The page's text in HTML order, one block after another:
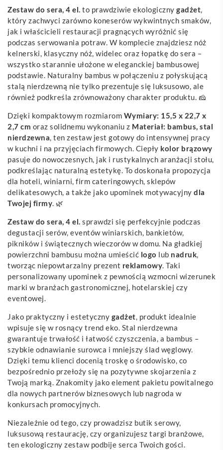
Zestaw do sera, 4 el. to prawdziwie ekologiczny gadżet,
który zachwyci zarówno koneserów wykwintnych smaków,
jak i właścicieli restauracji pragnących wyróżnić się
podczas serwowania potraw. W komplecie znajdziesz nóż
kelnerski, klasyczny nóż, widelec oraz łopatkę do sera –
wszystko starannie ułożone w eleganckiej bambusowej
podstawie. Naturalny bambus w połączeniu z połyskującą
stalą nierdzewną nie tylko prezentuje się luksusowo, ale
również podkreśla zrównoważony charakter produktu. 🧀
Dzięki kompaktowym rozmiarom Wymiary: 15,5 x 22,7 x
2,7 cm oraz solidnemu wykonaniu z Materiał: bambus, stal
nierdzewna, ten zestaw jest gotowy do intensywnej pracy
w kuchni i na przyjęciach firmowych. Ciepły kolor brązowy
pasuje do nowoczesnych, jak i rustykalnych aranżacji stołu,
podkreślając naturalną estetykę. To doskonała propozycja
dla hoteli, winiarni, firm cateringowych, sklepów
delikatesowych, a także jako upominek motywacyjny dla
Twojej firmy. 🌿
Zestaw do sera, 4 el. sprawdzi się perfekcyjnie podczas
degustacji serów, eventów winiarskich, bankietów,
pikników i świątecznych wieczorów w domu. Na gładkiej
powierzchni bambusu można umieścić logo lub nadruk,
tworząc niepowtarzalny prezent reklamowy. Taki
personalizowany upominek z pewnością wzmocni wizerunek
marki w branżach gastronomicznej, hotelarskiej czy
eventowej.
Jako praktyczny i estetyczny gadżet, produkt idealnie
wpisuje się w rosnący trend eko. Stal nierdzewna
gwarantuje trwałość i łatwość czyszczenia, a bambus –
szybkie odnawianie surowca i mniejszy ślad węglowy.
Dzięki temu klienci docenią troskę o środowisko, co
bezpośrednio przełoży się na pozytywne skojarzenia z
Twoją marką. Znakomity jako element pakietu powitalnego
dla nowych partnerów biznesowych lub nagroda w
konkursach promocyjnych.
Niezależnie od tego, czy prowadzisz butik serowy,
luksusową restaurację, czy organizujesz targi branżowe,
ten ekologiczny zestaw podbije serca Twoich gości.